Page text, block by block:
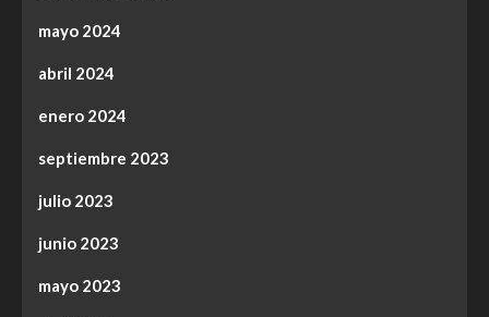
mayo 2024
abril 2024
enero 2024
septiembre 2023
julio 2023
junio 2023
mayo 2023